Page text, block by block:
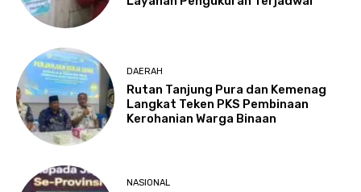
DAERAH
Rutan Tanjung Pura dan Kemenag
Langkat Teken PKS Pembinaan
Kerohanian Warga Binaan
NASIONAL